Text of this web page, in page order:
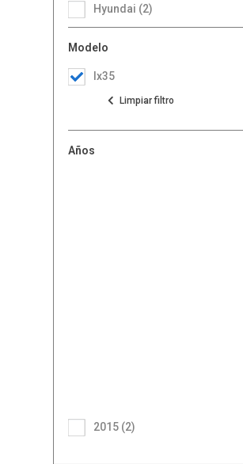
Hyundai (2)
Modelo
Ix35
Años
2015 (2)